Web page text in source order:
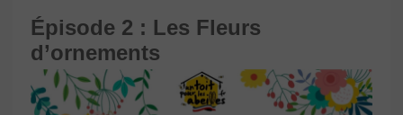
Épisode 2 : Les Fleurs
d’ornements